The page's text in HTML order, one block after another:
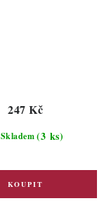
Skladem(3 ks)
247 Kč